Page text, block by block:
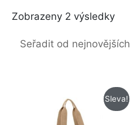
Zobrazeny 2 výsledky
Sleva!
Původní
cena
byla:
Aktuální
cena